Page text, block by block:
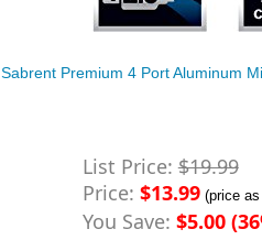
Sabrent Premium 4 Port Aluminum
List Price:$19.99
Price: $13.99 (price
You Save: $5.00